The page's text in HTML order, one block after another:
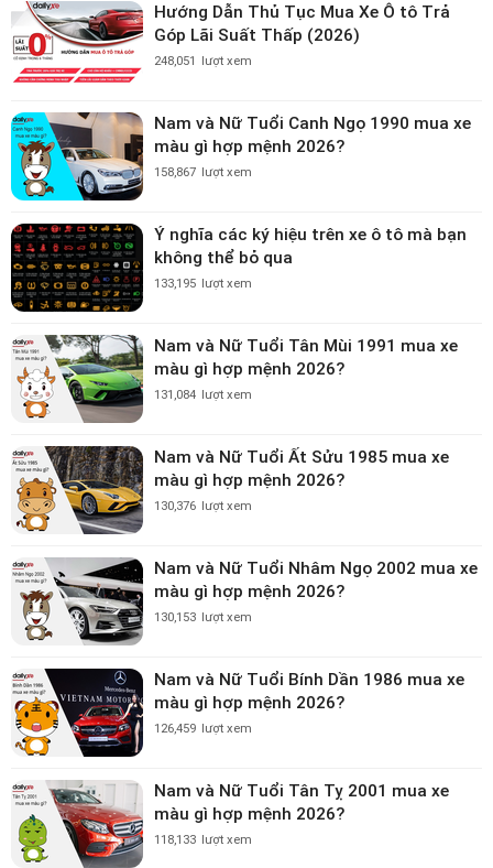
Hướng Dẫn Thủ Tục Mua Xe Ô tô Trả
Góp Lãi Suất Thấp (2026)
248,051 lượt xem
Nam và Nữ Tuổi Canh Ngọ 1990 mua xe
màu gì hợp mệnh 2026?
158,867 lượt xem
Ý nghĩa các ký hiệu trên xe ô tô mà bạn
không thể bỏ qua
133,195 lượt xem
Nam và Nữ Tuổi Tân Mùi 1991 mua xe
màu gì hợp mệnh 2026?
131,084 lượt xem
Nam và Nữ Tuổi Ất Sửu 1985 mua xe
màu gì hợp mệnh 2026?
130,376 lượt xem
Nam và Nữ Tuổi Nhâm Ngọ 2002 mua xe
màu gì hợp mệnh 2026?
130,153 lượt xem
Nam và Nữ Tuổi Bính Dần 1986 mua xe
màu gì hợp mệnh 2026?
126,459 lượt xem
Nam và Nữ Tuổi Tân Tỵ 2001 mua xe
màu gì hợp mệnh 2026?
118,133 lượt xem